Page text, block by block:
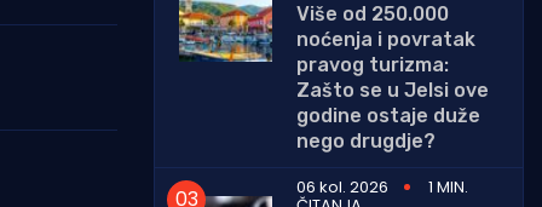
Više od 250.000
noćenja i povratak
pravog turizma:
Zašto se u Jelsi ove
godine ostaje duže
nego drugdje?
06 kol. 2026
1 MIN.